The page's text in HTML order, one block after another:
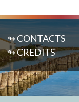
↬ CONTACTS
↬ CREDITS